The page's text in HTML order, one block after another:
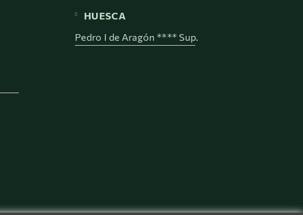
HUESCA
Pedro I de Aragón **** Sup.